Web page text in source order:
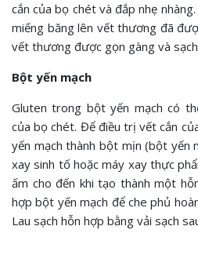
cắn của bọ chét và đắp nhẹ
miếng băng lên vết thương đã
vết thương được gọn gàng và
Bột yến mạch
Gluten trong bột yến mạch có
của bọ chét. Để điều trị vết cắn
yến mạch thành bột mịn (bột yến
xay sinh tố hoặc máy xay thực
ấm cho đến khi tạo thành một
hợp bột yến mạch để che phủ
Lau sạch hỗn hợp bằng vải sạch